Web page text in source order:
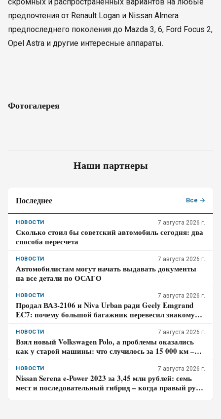
скромных и распространенных вариантов на любые
предпочтения от Renault Logan и Nissan Almera
предпоследнего поколения до Mazda 3, 6, Ford Focus 2,
Opel Astra и другие интересные аппараты.
Фотогалерея
Наши партнеры
Последнее Все →
НОВОСТИ 7 августа 2026 г.
Сколько стоил бы советский автомобиль сегодня: два
способа пересчета
НОВОСТИ 7 августа 2026 г.
Автомобилистам могут начать выдавать документы
на все детали по ОСАГО
НОВОСТИ 7 августа 2026 г.
Продал ВАЗ-2106 и Niva Urban ради Geely Emgrand
EC7: почему большой багажник перевесил знакомую
НОВОСТИ 7 августа 2026 г.
Взял новый Volkswagen Polo, а проблемы оказались
как у старой машины: что случилось за 15 000 км –
НОВОСТИ 7 августа 2026 г.
Nissan Serena e-Power 2023 за 3,45 млн рублей: семь
мест и последовательный гибрид – когда правый руль